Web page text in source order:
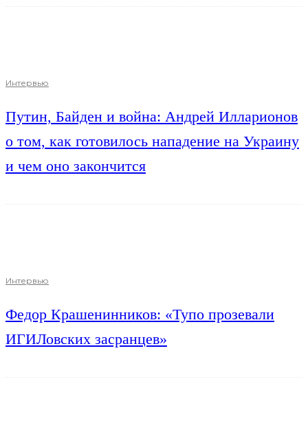
Интервью
Путин, Байден и война: Андрей Илларионов
о том, как готовилось нападение на Украину
и чем оно закончится
Интервью
Федор Крашенинников: «Тупо прозевали
ИГИЛовских засранцев»